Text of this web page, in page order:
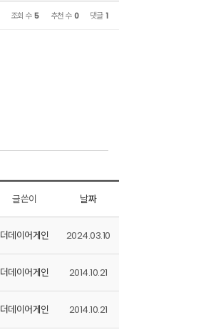
조회 수 5 추천 수0 댓글 1
글쓴이 날짜
더데이어게인 2024.03.10
더데이어게인 2014.10.21
더데이어게인 2014.10.21